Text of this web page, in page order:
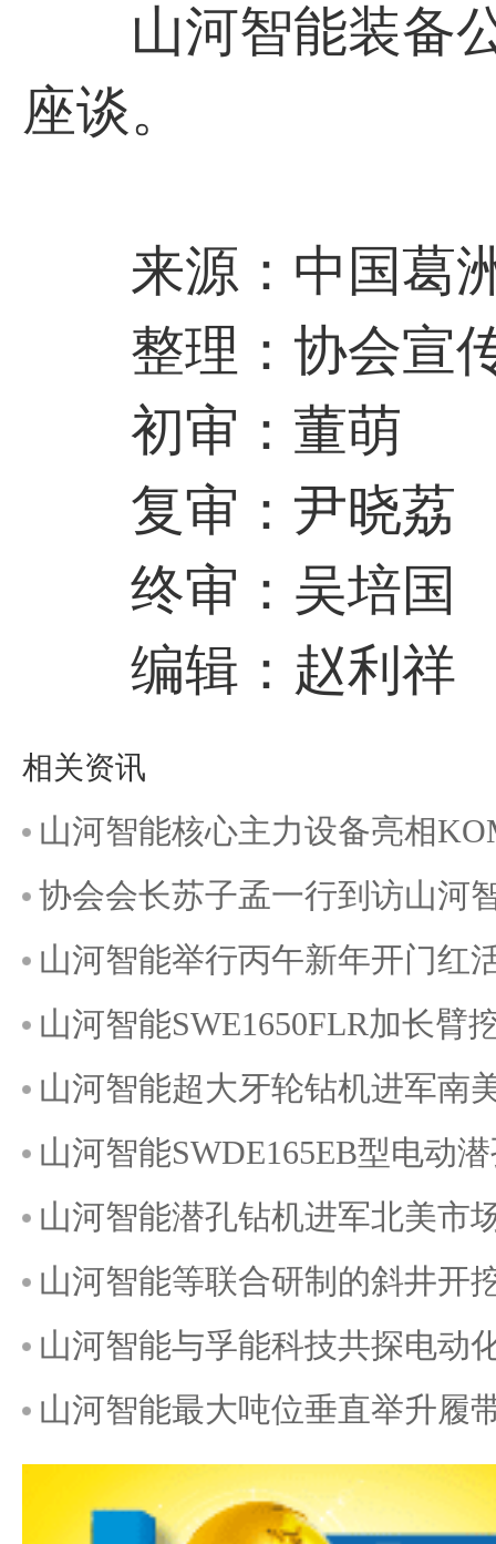
山河智能装备公
座谈。
来源：中国葛
整理：协会宣
初审：董萌
复审：尹晓荔
终审：吴培国
编辑：赵利祥
相关资讯
山河智能核心主力设备亮相
协会会长苏子孟一行到访山河
山河智能举行丙午新年开门红
山河智能SWE1650FLR加长臂
山河智能超大牙轮钻机进军南
山河智能SWDE165EB型电动
山河智能潜孔钻机进军北美市
山河智能等联合研制的斜井开
山河智能与孚能科技共探电动
山河智能最大吨位垂直举升履